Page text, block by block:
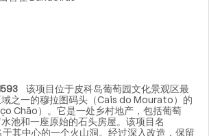
该项目位于皮科岛葡萄园文化景观区最
之一的穆拉图码头（Cais do Mourato）的
Chão）。它是一处乡村地产，包括葡萄
池和一座原始的石头房屋。该项目名
于其中心的一个火山洞。经过深入改造，保留